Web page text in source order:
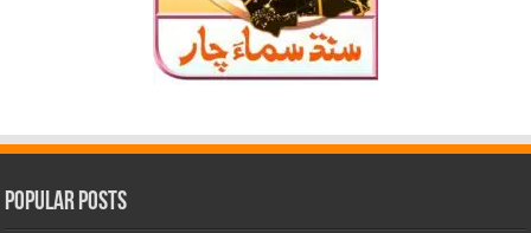
Popular Posts